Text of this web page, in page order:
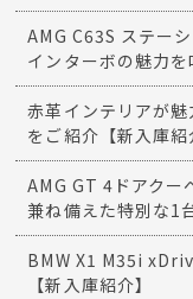
AMG C63S ステー
インターボの魅力を
赤革インテリアが
をご紹介【新入庫紹
AMG GT 4ドアクー
兼ね備えた特別な1
BMW X1 M35i
【新入庫紹介】